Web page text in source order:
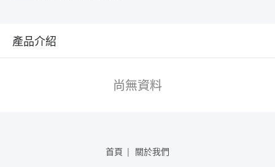
產品介紹
尚無資料
首頁 關於我們